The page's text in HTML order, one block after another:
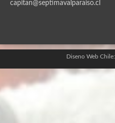
capitan@septimavalparaiso.cl
Diseno Web Chile: